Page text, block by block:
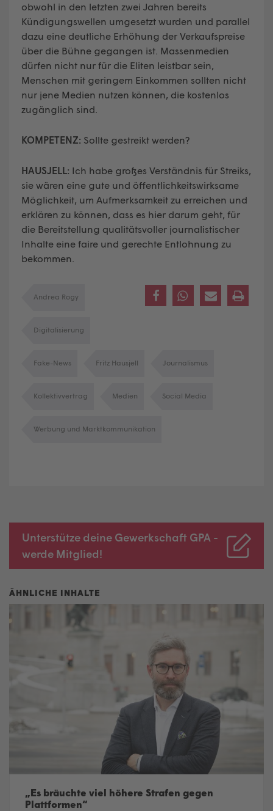
obwohl in den letzten zwei Jahren bereits
Kündigungswellen umgesetzt wurden und parallel
dazu eine deutliche Erhöhung der Verkaufspreise
über die Bühne gegangen ist. Massenmedien
dürfen nicht nur für die Eliten leistbar sein,
Menschen mit geringem Einkommen sollten nicht
nur jene Medien nutzen können, die kostenlos
zugänglich sind.
KOMPETENZ: Sollte gestreikt werden?
HAUSJELL: Ich habe großes Verständnis für Streiks,
sie wären eine gute und öffentlichkeitswirksame
Möglichkeit, um Aufmerksamkeit zu erreichen und
erklären zu können, dass es hier darum geht, für
die Bereitstellung qualitätsvoller journalistischer
Inhalte eine faire und gerechte Entlohnung zu
bekommen.
Andrea Rogy
Digitalisierung
Fake-News Fritz Hausjell Journalismus
Kollektivvertrag Medien Social Media
Werbung und Marktkommunikation
Unterstütze deine Gewerkschaft GPA -
werde Mitglied!
„Es bräuchte viel höhere Strafen gegen
Plattformen“